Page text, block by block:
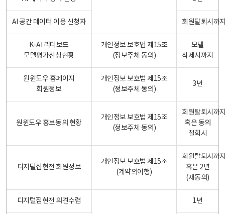
AI 공간 데이터 이용 신청자 회원탈퇴시까
K-AI 리더보드
모델평가신청현황
개인정보 보호법 제15조
(정보주체 동의)
모델
삭제시까지
원윈도우 홈페이지
회원정보
개인정보 보호법 제15조
(정보주체 동의)
3년
원윈도우 홍보동의 현황
개인정보 보호법 제15조
(정보주체 동의)
회원탈퇴시까
혹은 동의
철회시
디지털집현전 회원정보
개인정보 보호법 제15조
(계약의이행)
회원탈퇴시까
혹은 2년
(재동의)
디지털집현전 의견수렴 1년